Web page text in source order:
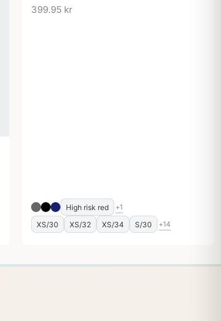
399.95 kr
High risk red +1
XS/30 XS/32 XS/34 S/30 +14